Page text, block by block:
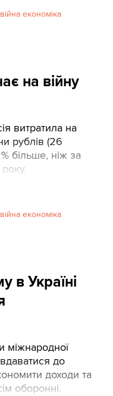
війна економіка
на війну
витратила на
рублів (26
більше, ніж за
війна економіка
в Україні
міжнародної
до
доходи та
оборонні.